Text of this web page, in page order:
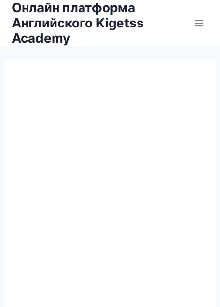
Онлайн платформа
Английского Kigetss
Academy